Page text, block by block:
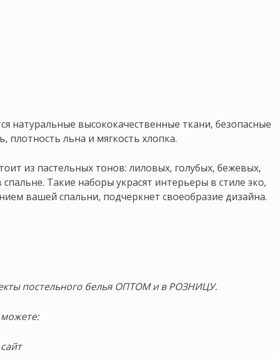
натуральные высококачественные ткани, безопасные
плотность льна и мягкость хлопка.
из пастельных тонов: лиловых, голубых, бежевых,
Такие наборы украсят интерьеры в стиле эко,
вашей спальни, подчеркнет своеобразие дизайна.
постельного белья ОПТОМ и в РОЗНИЦУ.